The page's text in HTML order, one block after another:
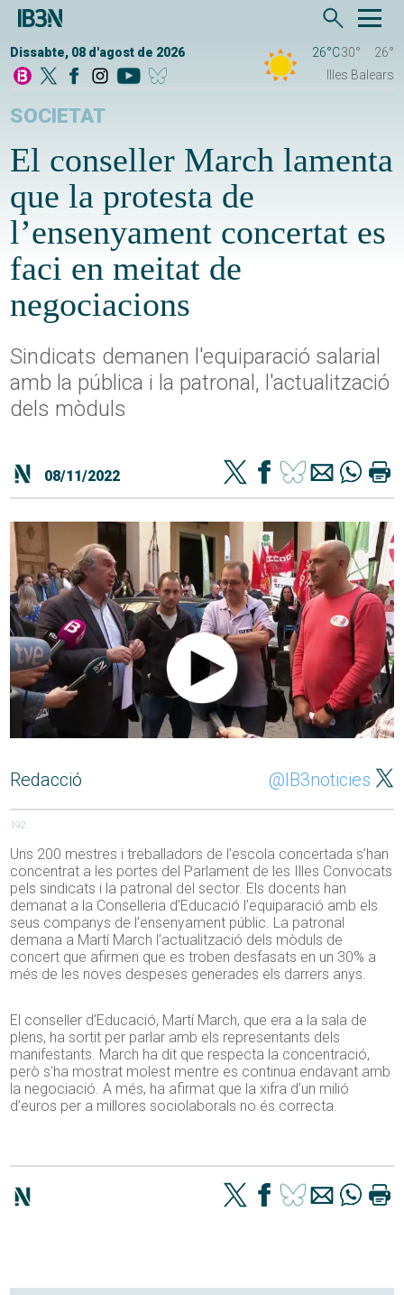
Dissabte, 08 d'agost de 2026 26°C30°
26°
Illes Balears
SOCIETAT
El conseller March lamenta
que la protesta de
l’ensenyament concertat es
faci en meitat de
negociacions
Sindicats demanen l'equiparació salarial
amb la pública i la patronal, l'actualització
dels mòduls
08/11/2022
Redacció @IB3noticies
192
Uns 200 mestres i treballadors de l’escola concertada s’han
concentrat a les portes del Parlament de les Illes Convocats
pels sindicats i la patronal del sector. Els docents han
demanat a la Conselleria d’Educació l’equiparació amb els
seus companys de l’ensenyament públic. La patronal
demana a Martí March l’actualització dels mòduls de
concert que afirmen que es troben desfasats en un 30% a
més de les noves despeses generades els darrers anys.
El conseller d’Educació, Martí March, que era a la sala de
plens, ha sortit per parlar amb els representants dels
manifestants. March ha dit que respecta la concentració,
però s’ha mostrat molest mentre es continua endavant amb
la negociació. A més, ha afirmat que la xifra d’un milió
d’euros per a millores sociolaborals no és correcta.